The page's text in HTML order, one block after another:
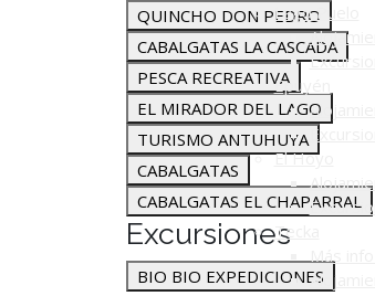
Lago Puelo
Epuyén
El Hoyo
Tecka
Más info
QUINCHO DON PEDRO
CABALGATAS LA CASCADA
PESCA RECREATIVA
EL MIRADOR DEL LAGO
TURISMO ANTUHUYA
CABALGATAS
CABALGATAS EL CHAPARRAL
Excursiones
BIO BIO EXPEDICIONES